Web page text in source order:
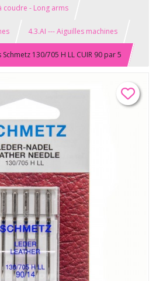
coudre - Long arms
4.3.AI --- Aiguilles machines
130/705 H LL CUIR 90 par 5